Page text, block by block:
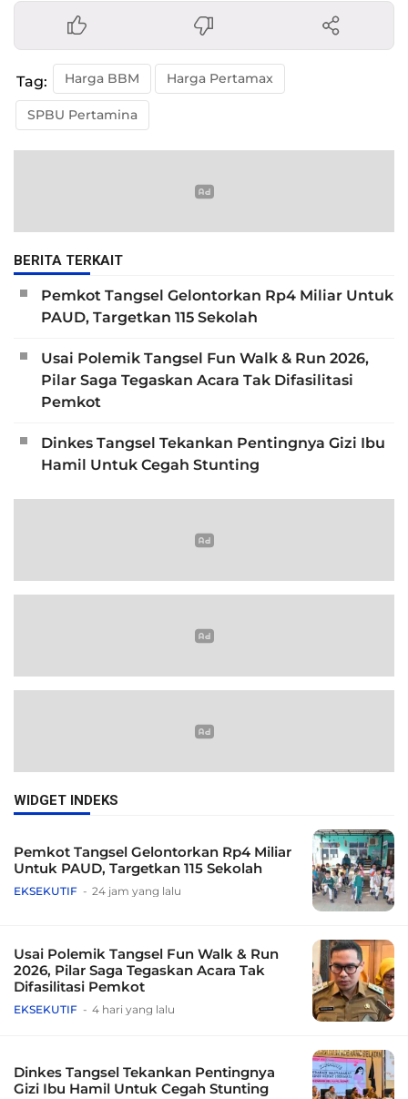
Tag: Harga BBM Harga Pertamax
SPBU Pertamina
BERITA TERKAIT
Pemkot Tangsel Gelontorkan Rp4 Miliar Untuk
PAUD, Targetkan 115 Sekolah
Usai Polemik Tangsel Fun Walk & Run 2026,
Pilar Saga Tegaskan Acara Tak Difasilitasi
Pemkot
Dinkes Tangsel Tekankan Pentingnya Gizi Ibu
Hamil Untuk Cegah Stunting
WIDGET INDEKS
Pemkot Tangsel Gelontorkan Rp4 Miliar
Untuk PAUD, Targetkan 115 Sekolah
EKSEKUTIF 24 jam yang lalu
Usai Polemik Tangsel Fun Walk & Run
2026, Pilar Saga Tegaskan Acara Tak
Difasilitasi Pemkot
EKSEKUTIF 4 hari yang lalu
Dinkes Tangsel Tekankan Pentingnya
Gizi Ibu Hamil Untuk Cegah Stunting